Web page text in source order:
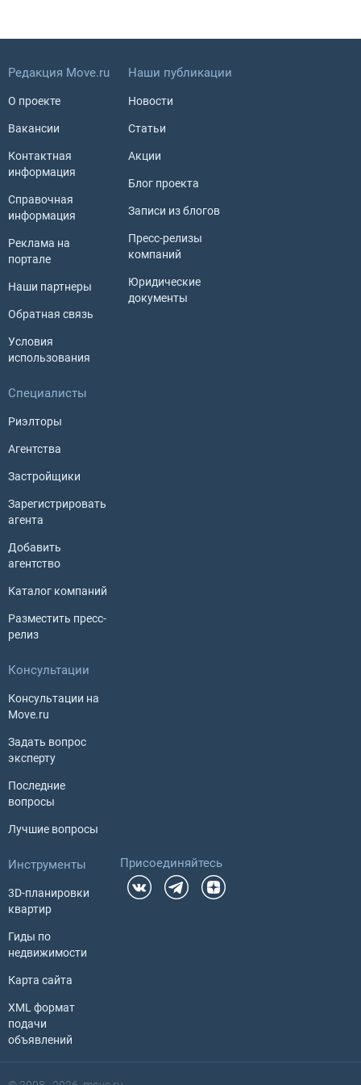
Редакция Move.ru
О проекте
Вакансии
Контактная
информация
Справочная
информация
Реклама на
портале
Наши партнеры
Обратная связь
Условия
использования
Наши публикации
Новости
Статьи
Акции
Блог проекта
Записи из блогов
Пресс-релизы
компаний
Юридические
документы
Специалисты
Риэлторы
Агентства
Застройщики
Зарегистрировать
агента
Добавить
агентство
Каталог компаний
Разместить пресс-
релиз
Консультации
Консультации на
Move.ru
Задать вопрос
эксперту
Последние
вопросы
Лучшие вопросы
Инструменты
3D-планировки
квартир
Гиды по
недвижимости
Карта сайта
XML формат
подачи
объявлений
Присоединяйтесь